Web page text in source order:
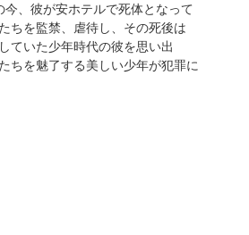
、彼が安ホテルで死体となって
ちを監禁、虐待し、その死後は
ていた少年時代の彼を思い出
ちを魅了する美しい少年が犯罪に